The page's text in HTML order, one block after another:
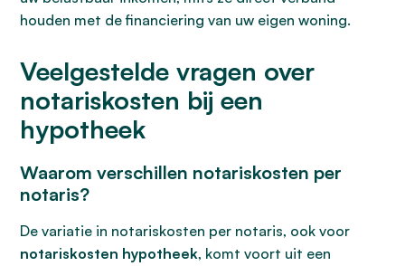
houden met de financiering van uw eigen woning.
Veelgestelde vragen over
notariskosten bij een
hypotheek
Waarom verschillen notariskosten per
notaris?
De variatie in notariskosten per notaris, ook voor
notariskosten hypotheek, komt voort uit een